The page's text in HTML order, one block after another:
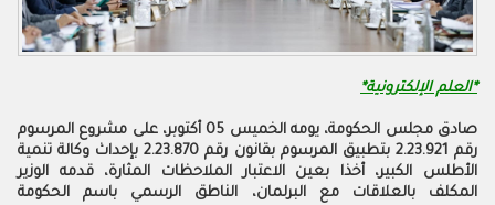
*العلم الإلكترونية*
صادق مجلس الحكومة، يومه الخميس 05 أكتوبر، على مشروع المرسوم
رقم 2.23.921 بتطبيق المرسوم بقانون رقم 2.23.870 بإحداث وكالة تنمية
الأطلس الكبير، أخذا بعين الاعتبار الملاحظات المثارة، قدمه الوزير
المكلف بالعلاقات مع البرلمان، الناطق الرسمي باسم الحكومة